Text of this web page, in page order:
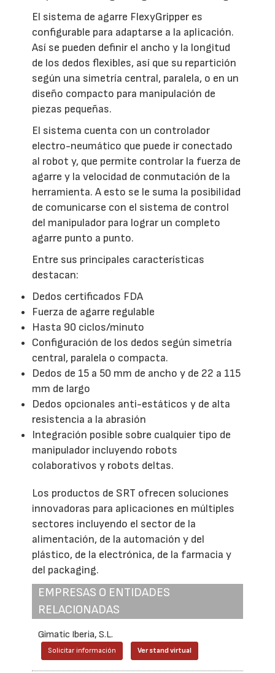
El sistema de agarre FlexyGripper es
configurable para adaptarse a la aplicación.
Así se pueden definir el ancho y la longitud
de los dedos flexibles, así que su repartición
según una simetría central, paralela, o en un
diseño compacto para manipulación de
piezas pequeñas.
El sistema cuenta con un controlador
electro-neumático que puede ir conectado
al robot y, que permite controlar la fuerza de
agarre y la velocidad de conmutación de la
herramienta. A esto se le suma la posibilidad
de comunicarse con el sistema de control
del manipulador para lograr un completo
agarre punto a punto.
Entre sus principales características
destacan:
Dedos certificados FDA
Fuerza de agarre regulable
Hasta 90 ciclos/minuto
Configuración de los dedos según simetría
central, paralela o compacta.
Dedos de 15 a 50 mm de ancho y de 22 a 115
mm de largo
Dedos opcionales anti-estáticos y de alta
resistencia a la abrasión
Integración posible sobre cualquier tipo de
manipulador incluyendo robots
colaborativos y robots deltas.
Los productos de SRT ofrecen soluciones
innovadoras para aplicaciones en múltiples
sectores incluyendo el sector de la
alimentación, de la automación y del
plástico, de la electrónica, de la farmacia y
del packaging.
EMPRESAS O ENTIDADES
RELACIONADAS
Gimatic Iberia, S.L.
Solicitar información Ver stand virtual